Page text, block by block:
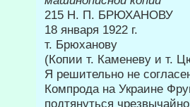
215 Н. П. БРЮХАНОВУ
18 января 1922 г.
т. Брюханову
(Копии т. Каменеву и т.
Я решительно не
Компрода на Украине
подтянуться